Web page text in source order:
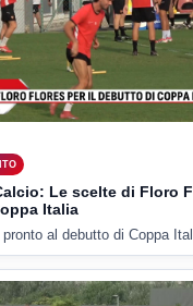
Le scelte di Floro
Italia
pronto al debutto di Coppa